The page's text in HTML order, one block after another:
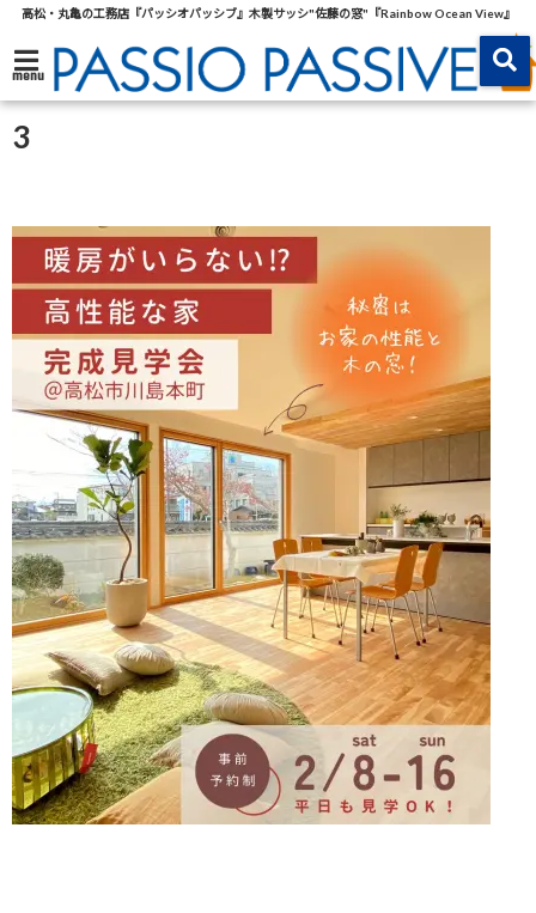
高松・丸亀の工務店『パッシオパッシブ』木製サッシ"佐藤の窓"『Rainbow Ocean View』
menu
3